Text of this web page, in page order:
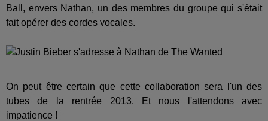
Ball, envers Nathan, un des membres du groupe qui s'était
fait opérer des cordes vocales.
On peut être certain que cette collaboration sera l'un des
tubes de la rentrée 2013. Et nous l'attendons avec
impatience !